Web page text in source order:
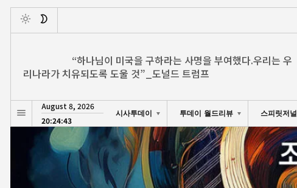
Toggle
“하나님이 미국을 구하라는 사명을 부여했다.우리는 우
리나라가 치유되도록 도울 것”_도널드 트럼프
August 8, 2026
20:24:45
시사투데이 투데이 월드리뷰 스피릿저널